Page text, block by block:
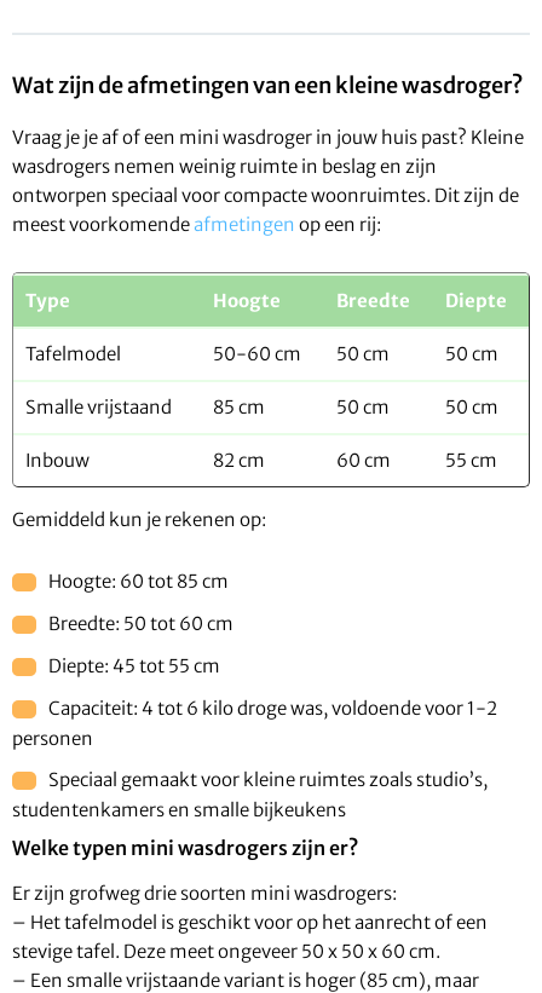
Wat zijn de afmetingen van een kleine wasdroger?
Vraag je je af of een mini wasdroger in jouw huis past? Kleine
wasdrogers nemen weinig ruimte in beslag en zijn
ontworpen speciaal voor compacte woonruimtes. Dit zijn de
meest voorkomendeafmetingen op een rij:
Type Hoogte Breedte Diepte
Tafelmodel 50-60 cm 50 cm 50 cm
Smalle vrijstaand 85 cm 50 cm 50 cm
Inbouw 82 cm 60 cm 55 cm
Gemiddeld kun je rekenen op:
Hoogte: 60 tot 85 cm
Breedte: 50 tot 60 cm
Diepte: 45 tot 55 cm
Capaciteit: 4 tot 6 kilo droge was, voldoende voor 1-2
personen
Speciaal gemaakt voor kleine ruimtes zoals studio’s,
studentenkamers en smalle bijkeukens
Welke typen mini wasdrogers zijn er?
Er zijn grofweg drie soorten mini wasdrogers:
– Het tafelmodel is geschikt voor op het aanrecht of een
stevige tafel. Deze meet ongeveer 50 x 50 x 60 cm.
– Een smalle vrijstaande variant is hoger (85 cm), maar